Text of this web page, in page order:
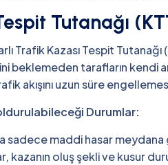
Tutanağı
Trafik Kazası Tespit Tutanağı
beklemeden tarafların kendi
akışını uzun süre
Durumlar:
sadece maddi hasar meydana
kazanın oluş şekli ve kusur